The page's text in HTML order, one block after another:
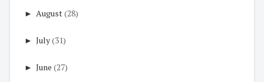
► August(28)
► July(31)
► June (27)